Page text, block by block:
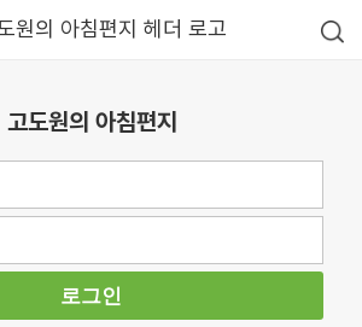
고도원의 아침편지
로그인